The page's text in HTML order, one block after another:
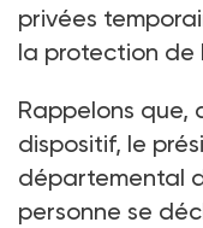
privées
la protection de
Rappelons que,
dispositif, le
départemental
personne se